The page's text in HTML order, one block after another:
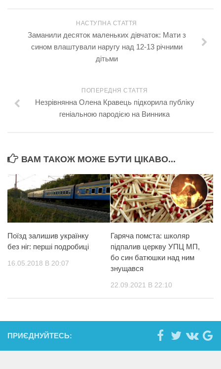
НАСТУПНА СТАТТЯ
Заманили десяток маленьких дівчаток: Мати з
сином влаштували наругу над 12-13 річними
дітьми
ПОПЕРЕДНЯ СТАТТЯ
Незрівнянна Олена Кравець підкорила публіку
геніальною пародією на Винника
ВАМ ТАКОЖ МОЖЕ БУТИ ЦІКАВО...
Поїзд залишив українку
без ніг: перші подробиці
16.05.2018 В 20:07
Гаряча помста: школяр
підпалив церкву УПЦ МП,
бо син батюшки над ним
знущався
22.09.2021 В 22:10
ПРИЄДНУЙТЕСЬ: